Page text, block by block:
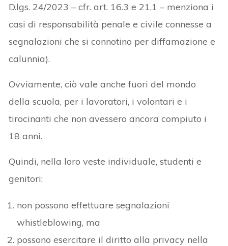
D.lgs. 24/2023 – cfr. art. 16.3 e 21.1 – menziona i
casi di responsabilità penale e civile connesse a
segnalazioni che si connotino per diffamazione e
calunnia).
Ovviamente, ciò vale anche fuori del mondo
della scuola, per i lavoratori, i volontari e i
tirocinanti che non avessero ancora compiuto i
18 anni.
Quindi, nella loro veste individuale, studenti e
genitori:
non possono effettuare segnalazioni
whistleblowing, ma
possono esercitare il diritto alla privacy nella